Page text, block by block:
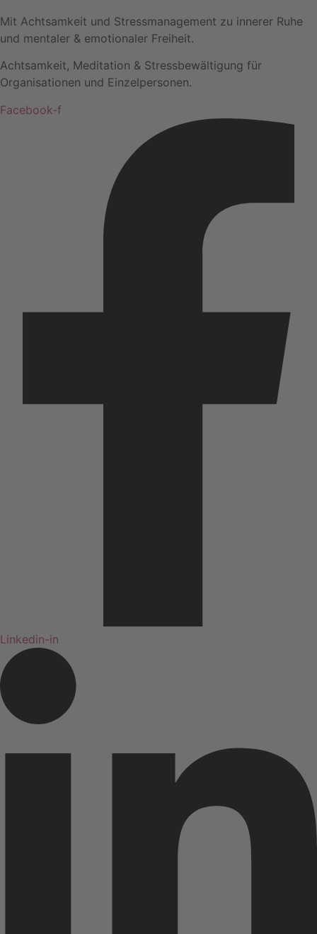
Mit Achtsamkeit und Stressmanagement zu innerer Ruhe
und mentaler & emotionaler Freiheit.
Achtsamkeit, Meditation & Stressbewältigung für
Organisationen und Einzelpersonen.
Facebook-f
Linkedin-in